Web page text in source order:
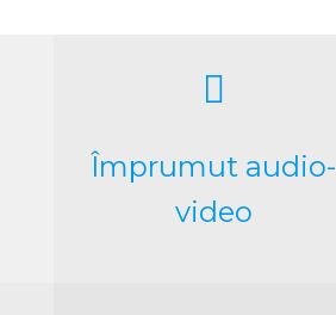

Împrumut audio-
video